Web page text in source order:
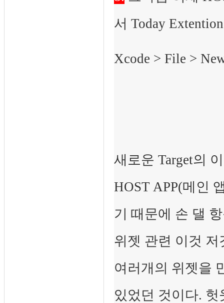
서 Today
Xcode > File >
새로운 Target의
HOST APP(메인
기 때문에 손 댈
위젯 관련 이것 저
여러개의 위젯을
있었던 것이다.